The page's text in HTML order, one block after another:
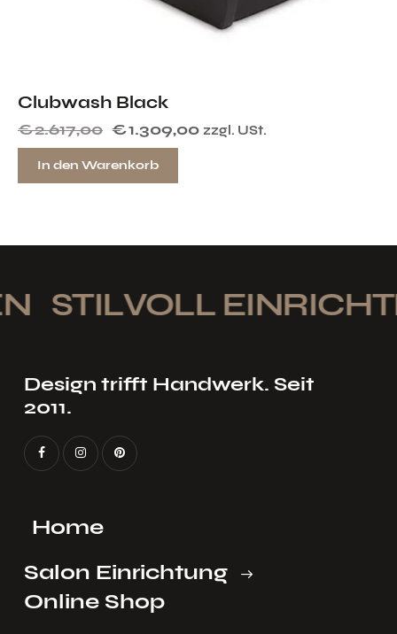
Clubwash Black
€2.617,00 €1.309,00 zzgl. USt.
In den Warenkorb
STILVOLL
Design trifft Handwerk. Seit
2011.
Home
Salon Einrichtung
Online Shop